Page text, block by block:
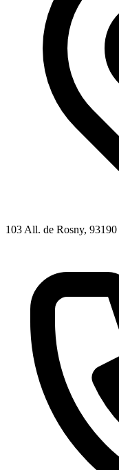
103 All. de Rosny, 93190